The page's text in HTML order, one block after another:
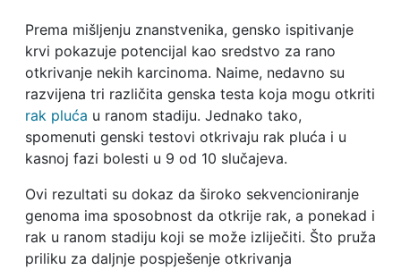
Prema mišljenju znanstvenika, gensko ispitivanje
krvi pokazuje potencijal kao sredstvo za rano
otkrivanje nekih karcinoma. Naime, nedavno su
razvijena tri različita genska testa koja mogu otkriti
rak pluća u ranom stadiju. Jednako tako,
spomenuti genski testovi otkrivaju rak pluća i u
kasnoj fazi bolesti u 9 od 10 slučajeva.
Ovi rezultati su dokaz da široko sekvencioniranje
genoma ima sposobnost da otkrije rak, a ponekad i
rak u ranom stadiju koji se može izliječiti. Što pruža
priliku za daljnje pospješenje otkrivanja